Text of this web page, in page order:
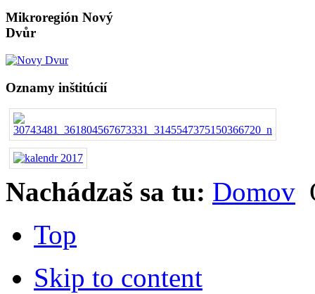
Mikroregión Nový
Dvůr
Oznamy inštitúcií
Nachádzaš sa tu: Domov
Top
Skip to content